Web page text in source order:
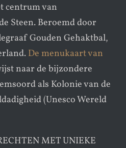
centrum van
Steen. Beroemd door
Gouden Gehaktbal,
De menukaart van
naar de bijzondere
als Kolonie van de
(Unesco Wereld
MET UNIEKE